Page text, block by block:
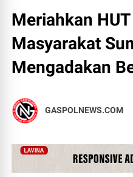
Meriahkan
Masyarakat
Mengadakan
GASPOLNEWS.COM